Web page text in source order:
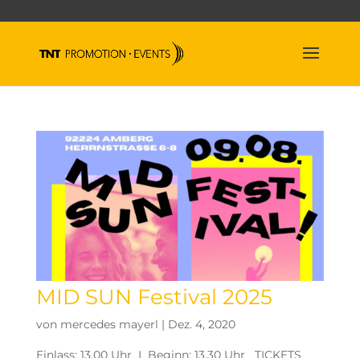
MID SUN Festival 2025
von mercedes mayerl | Dez. 4, 2020
Einlass: 13.00 Uhr I Beginn: 13.30 Uhr TICKETS